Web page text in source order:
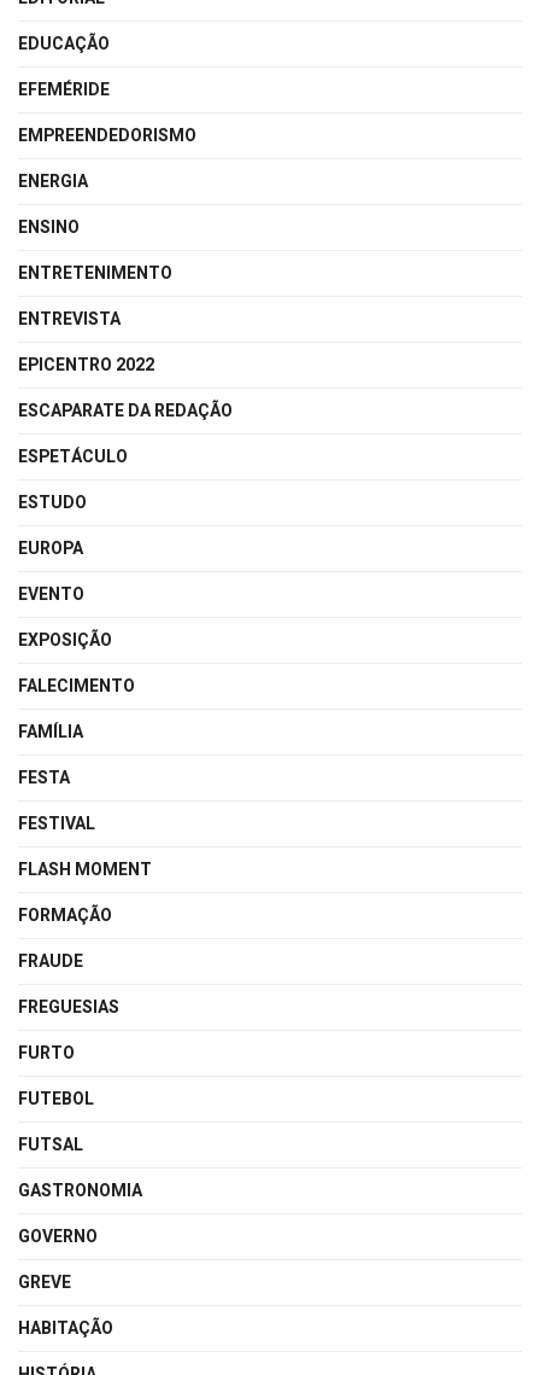
EDUCAÇÃO
EFEMÉRIDE
EMPREENDEDORISMO
ENERGIA
ENSINO
ENTRETENIMENTO
ENTREVISTA
EPICENTRO 2022
ESCAPARATE DA REDAÇÃO
ESPETÁCULO
ESTUDO
EUROPA
EVENTO
EXPOSIÇÃO
FALECIMENTO
FAMÍLIA
FESTA
FESTIVAL
FLASH MOMENT
FORMAÇÃO
FRAUDE
FREGUESIAS
FURTO
FUTEBOL
FUTSAL
GASTRONOMIA
GOVERNO
GREVE
HABITAÇÃO